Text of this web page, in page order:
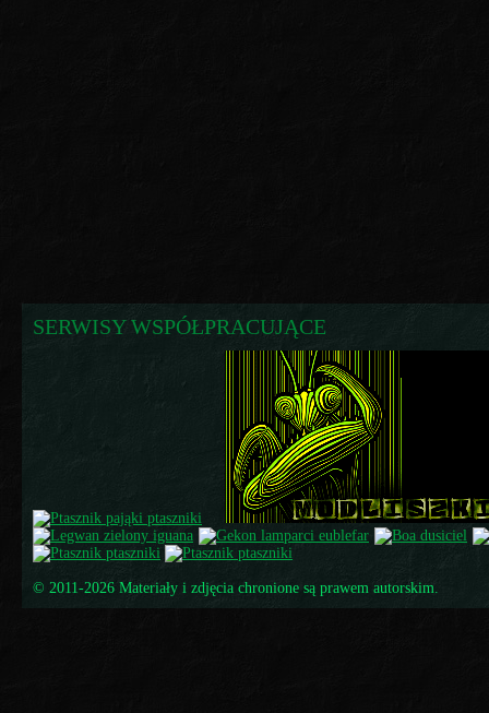
SERWISY WSPÓŁPRACUJĄCE
© 2011-2026 Materiały i zdjęcia chronione są prawem autorskim.